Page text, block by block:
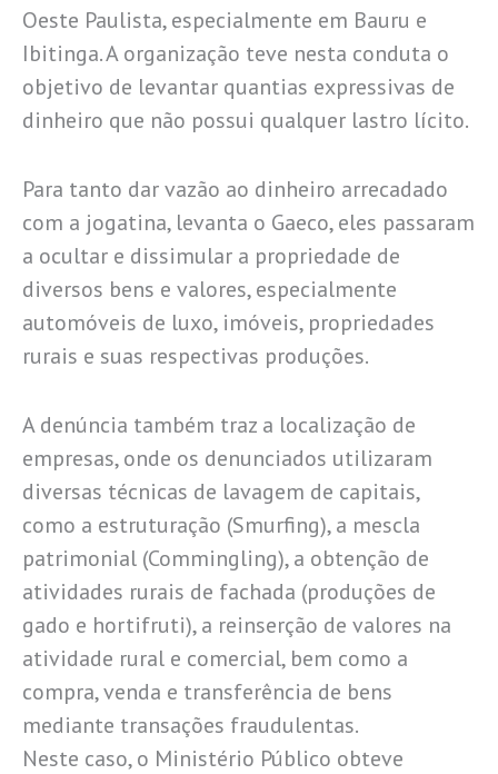
Oeste Paulista, especialmente em Bauru e
Ibitinga. A organização teve nesta conduta o
objetivo de levantar quantias expressivas de
dinheiro que não possui qualquer lastro lícito.
Para tanto dar vazão ao dinheiro arrecadado
com a jogatina, levanta o Gaeco, eles passaram
a ocultar e dissimular a propriedade de
diversos bens e valores, especialmente
automóveis de luxo, imóveis, propriedades
rurais e suas respectivas produções.
A denúncia também traz a localização de
empresas, onde os denunciados utilizaram
diversas técnicas de lavagem de capitais,
como a estruturação (Smurfing), a mescla
patrimonial (Commingling), a obtenção de
atividades rurais de fachada (produções de
gado e hortifruti), a reinserção de valores na
atividade rural e comercial, bem como a
compra, venda e transferência de bens
mediante transações fraudulentas.
Neste caso, o Ministério Público obteve